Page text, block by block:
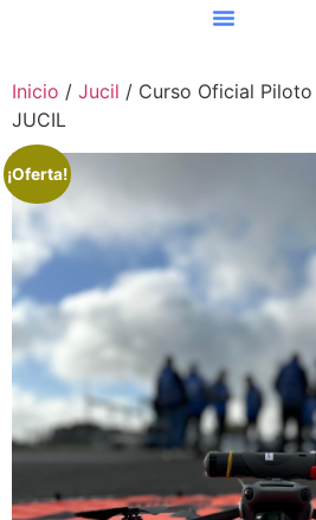
Inicio / Jucil / Curso Oficial
JUCIL
¡Oferta!